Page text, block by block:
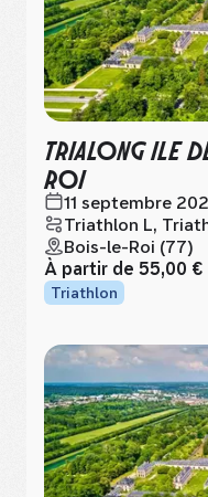
TRIALONG ILE
ROI
11 septembre
Triathlon L,
Bois-le-Roi (77)
À partir de 55,00 €
Triathlon